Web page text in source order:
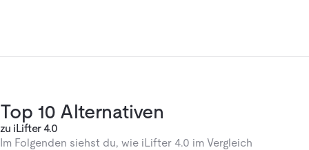
Top 10 Alternativen
zu iLifter 4.0
Im Folgenden siehst du, wie iLifter 4.0 im Vergleich